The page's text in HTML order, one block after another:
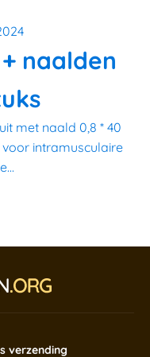
naalden
met naald 0,8 * 40
intramusculaire
verzending